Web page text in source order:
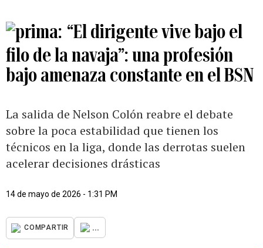
“El dirigente vive bajo el
filo de la navaja”: una profesión
bajo amenaza constante en el BSN
La salida de Nelson Colón reabre el debate
sobre la poca estabilidad que tienen los
técnicos en la liga, donde las derrotas suelen
acelerar decisiones drásticas
14 de mayo de 2026 - 1:31 PM
COMPARTIR ...